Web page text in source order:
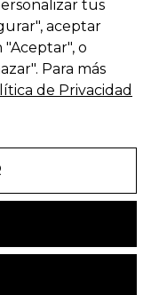
Yoga |Mapa web|
tus
aceptar
"Aceptar", o
Para más
de Privacidad